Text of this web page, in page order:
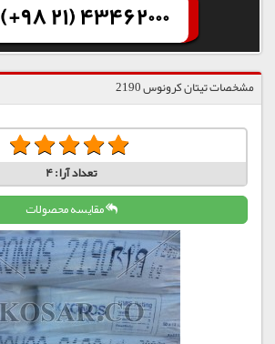
(+98 21) 43462000
مشخصات تیتان کرونوس 2190
تعداد آرا:4
مقایسه محصولات